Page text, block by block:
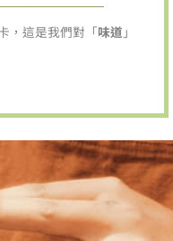
，這是我們對「味道 」